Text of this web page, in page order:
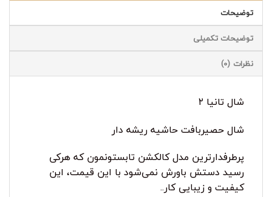
توضیحات
توضیحات تکمیلی
نظرات (0)
شال تانیا ۲
شال حصیربافت حاشیه ریشه دار
پرطرفدارترین مدل کالکشن تابستونمون که هرکی
رسید دستش باورش نمی‌شود با این قیمت، این
کیفیت و زیبایی کار..